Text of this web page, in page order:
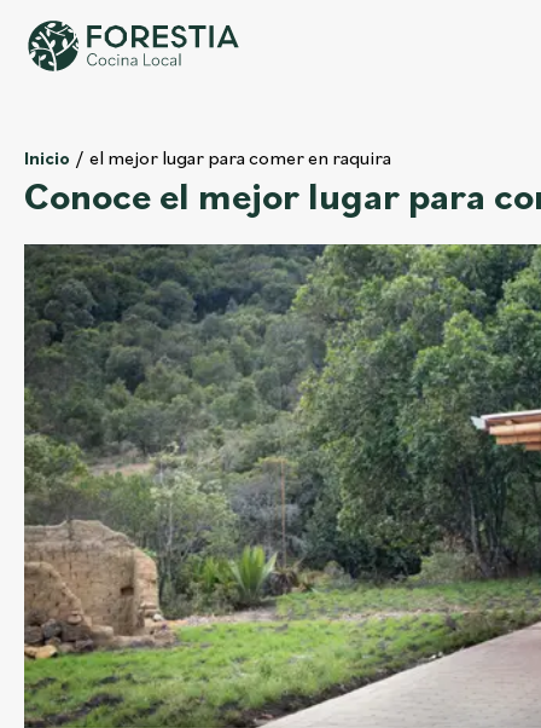
Inicio el mejor lugar para comer en raquira
Conoce el mejor lugar para